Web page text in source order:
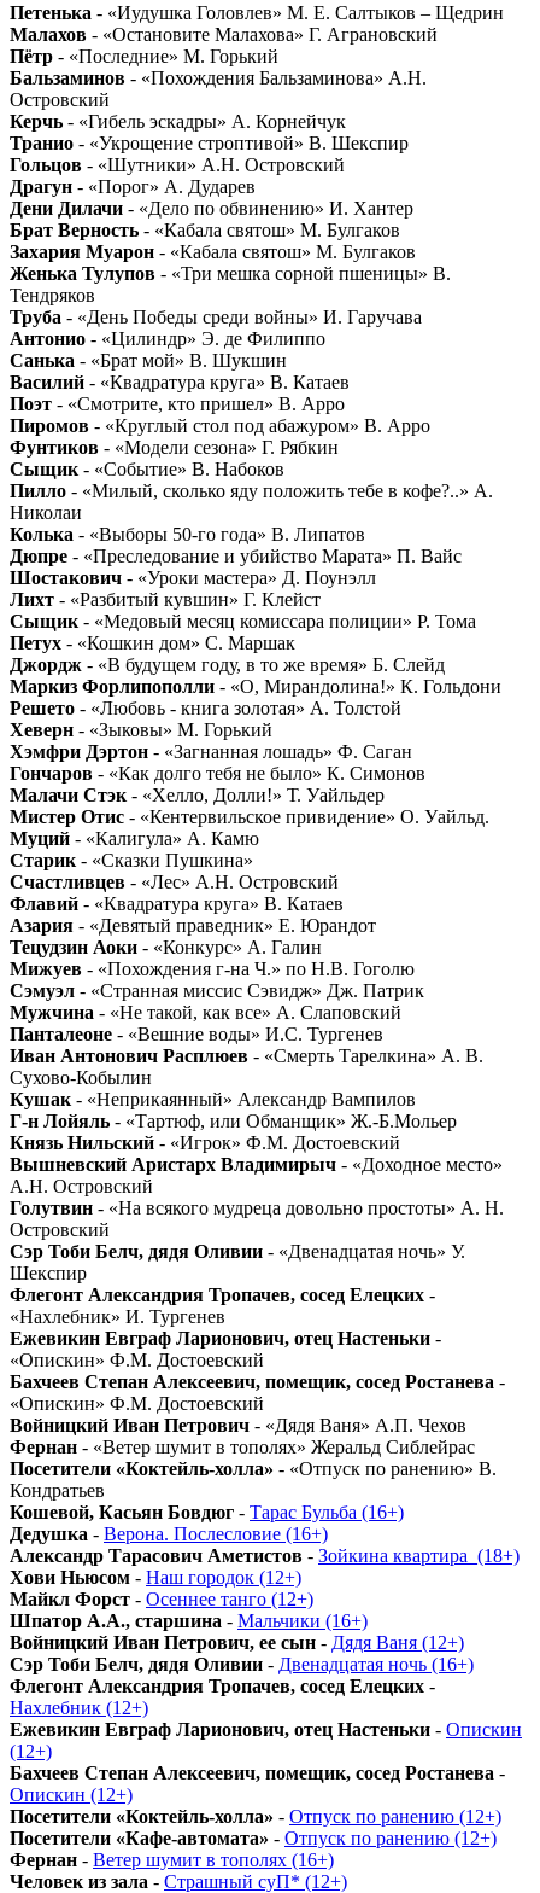
Петенька - «Иудушка Головлев» М. Е. Салтыков – Щедрин
Малахов - «Остановите Малахова» Г. Аграновский
Пётр - «Последние» М. Горький
Бальзаминов - «Похождения Бальзаминова» А.Н.
Островский
Керчь - «Гибель эскадры» А. Корнейчук
Транио - «Укрощение строптивой» В. Шекспир
Гольцов - «Шутники» А.Н. Островский
Драгун - «Порог» А. Дударев
Дени Дилачи - «Дело по обвинению» И. Хантер
Брат Верность - «Кабала святош» М. Булгаков
Захария Муарон - «Кабала святош» М. Булгаков
Женька Тулупов - «Три мешка сорной пшеницы» В.
Тендряков
Труба - «День Победы среди войны» И. Гаручава
Антонио - «Цилиндр» Э. де Филиппо
Санька - «Брат мой» В. Шукшин
Василий - «Квадратура круга» В. Катаев
Поэт - «Смотрите, кто пришел» В. Арро
Пиромов - «Круглый стол под абажуром» В. Арро
Фунтиков - «Модели сезона» Г. Рябкин
Сыщик - «Событие» В. Набоков
Пилло - «Милый, сколько яду положить тебе в кофе?..» А.
Николаи
Колька - «Выборы 50-го года» В. Липатов
Дюпре - «Преследование и убийство Марата» П. Вайс
Шостакович - «Уроки мастера» Д. Поунэлл
Лихт - «Разбитый кувшин» Г. Клейст
Сыщик - «Медовый месяц комиссара полиции» Р. Тома
Петух - «Кошкин дом» С. Маршак
Джордж - «В будущем году, в то же время» Б. Слейд
Маркиз Форлипополли - «О, Мирандолина!» К. Гольдони
Решето - «Любовь - книга золотая» А. Толстой
Хеверн - «Зыковы» М. Горький
Хэмфри Дэртон - «Загнанная лошадь» Ф. Саган
Гончаров - «Как долго тебя не было» К. Симонов
Малачи Стэк - «Хелло, Долли!» Т. Уайльдер
Мистер Отис - «Кентервильское привидение» О. Уайльд.
Муций - «Калигула» А. Камю
Старик - «Сказки Пушкина»
Счастливцев - «Лес» А.Н. Островский
Флавий - «Квадратура круга» В. Катаев
Азария - «Девятый праведник» Е. Юрандот
Тецудзин Аоки - «Конкурс» А. Галин
Мижуев - «Похождения г-на Ч.» по Н.В. Гоголю
Сэмуэл - «Странная миссис Сэвидж» Дж. Патрик
Мужчина - «Не такой, как все» А. Слаповский
Панталеоне - «Вешние воды» И.С. Тургенев
Иван Антонович Расплюев - «Смерть Тарелкина» А. В.
Сухово-Кобылин
Кушак - «Неприкаянный» Александр Вампилов
Г-н Лойяль - «Тартюф, или Обманщик» Ж.-Б.Мольер
Князь Нильский - «Игрок» Ф.М. Достоевский
Вышневский Аристарх Владимирыч - «Доходное место»
А.Н. Островский
Голутвин - «На всякого мудреца довольно простоты» А. Н.
Островский
Сэр Тоби Белч, дядя Оливии - «Двенадцатая ночь» У.
Шекспир
Флегонт Александрия Тропачев, сосед Елецких -
«Нахлебник» И. Тургенев
Ежевикин Евграф Ларионович, отец Настеньки -
«Опискин» Ф.М. Достоевский
Бахчеев Степан Алексеевич, помещик, сосед Ростанева -
«Опискин» Ф.М. Достоевский
Войницкий Иван Петрович - «Дядя Ваня» А.П. Чехов
Фернан - «Ветер шумит в тополях» Жеральд Сиблейрас
Посетители «Коктейль-холла» - «Отпуск по ранению» В.
Кондратьев
Кошевой, Касьян Бовдюг - Тарас Бульба (16+)
Дедушка - Верона. Послесловие (16+)
Александр Тарасович Аметистов - Зойкина квартира_(18+)
Хови Ньюсом - Наш городок (12+)
Майкл Форст - Осеннее танго (12+)
Шпатор А.А., старшина - Мальчики (16+)
Войницкий Иван Петрович, ее сын - Дядя Ваня (12+)
Сэр Тоби Белч, дядя Оливии - Двенадцатая ночь (16+)
Флегонт Александрия Тропачев, сосед Елецких -
Нахлебник (12+)
Ежевикин Евграф Ларионович, отец Настеньки - Опискин
(12+)
Бахчеев Степан Алексеевич, помещик, сосед Ростанева -
Опискин (12+)
Посетители «Коктейль-холла» - Отпуск по ранению (12+)
Посетители «Кафе-автомата» - Отпуск по ранению (12+)
Фернан - Ветер шумит в тополях (16+)
Человек из зала - Страшный суП* (12+)